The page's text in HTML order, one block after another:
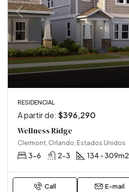
RESIDENCIAL
A partir de: $396,290
Wellness Ridge
Clermont, Orlando, Estados Unidos
3-6 2-3 134 - 309m2
Call E-mail